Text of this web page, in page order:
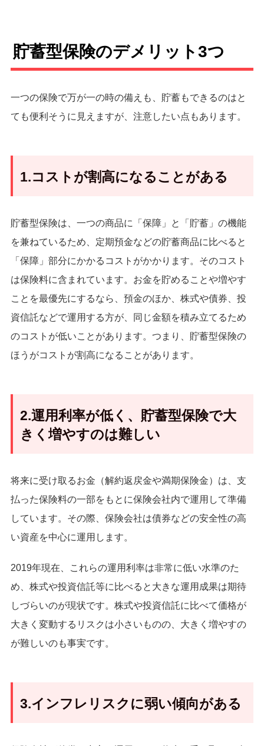
貯蓄型保険のデメリット3つ
一つの保険で万が一の時の備えも、貯蓄もできるのはと
ても便利そうに見えますが、注意したい点もあります。
1.コストが割高になることがある
貯蓄型保険は、一つの商品に「保障」と「貯蓄」の機能
を兼ねているため、定期預金などの貯蓄商品に比べると
「保障」部分にかかるコストがかかります。そのコスト
は保険料に含まれています。お金を貯めることや増やす
ことを最優先にするなら、預金のほか、株式や債券、投
資信託などで運用する方が、同じ金額を積み立てるため
のコストが低いことがあります。つまり、貯蓄型保険の
ほうがコストが割高になることがあります。
2.運用利率が低く、貯蓄型保険で大
きく増やすのは難しい
将来に受け取るお金（解約返戻金や満期保険金）は、支
払った保険料の一部をもとに保険会社内で運用して準備
しています。その際、保険会社は債券などの安全性の高
い資産を中心に運用します。
2019年現在、これらの運用利率は非常に低い水準のた
め、株式や投資信託等に比べると大きな運用成果は期待
しづらいのが現状です。株式や投資信託に比べて価格が
大きく変動するリスクは小さいものの、大きく増やすの
が難しいのも事実です。
3.インフレリスクに弱い傾向がある